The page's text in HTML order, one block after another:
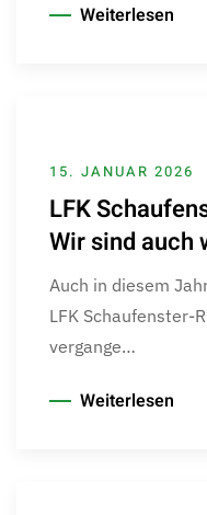
Weiterlesen
15. JANUAR 2026
LFK
Wir sind auch
Auch in diesem
LFK Schaufenster-
vergange…
Weiterlesen